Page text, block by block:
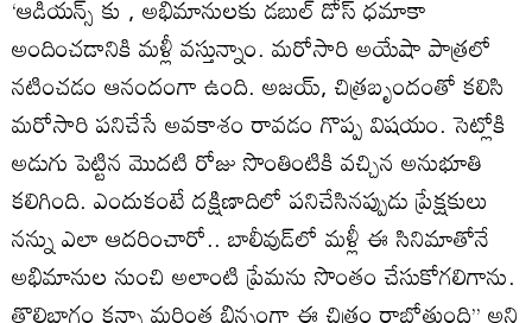
అందించడానికి మళ్లీ వస్తున్నాం. మరోసారి అయేషా పాత్రలో
నటించడం ఆనందంగా ఉంది. అజయ్‌, చిత్రబృందంతో కలిసి
మరోసారి పనిచేసే అవకాశం రావడం గొప్ప విషయం. సెట్లోకి
అడుగు పెట్టిన మొదటి రోజు సొంతింటికి వచ్చిన అనుభూతి
కలిగింది. ఎందుకంటే దక్షిణాదిలో పనిచేసినప్పుడు ప్రేక్షకులు
నన్ను ఎలా ఆదరించారో.. బాలీవుడ్‌లో మళ్లీ ఈ సినిమాతోనే
అభిమానుల నుంచి అలాంటి ప్రేమను సొంతం చేసుకోగలిగాను.
తొలిభాగం కన్నా మరింత భిన్నంగా ఈ చిత్రం రాబోతుంది’’ అని